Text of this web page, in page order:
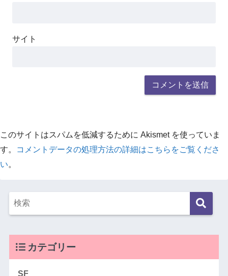
サイト
このサイトはスパムを低減するために Akismet を使っていま
す。
コメントデータの処理方法の詳細はこちらをご覧くださ
い。
カテゴリー
SF